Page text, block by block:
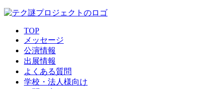
TOP
メッセージ
公演情報
出展情報
よくある質問
学校・法人様向け